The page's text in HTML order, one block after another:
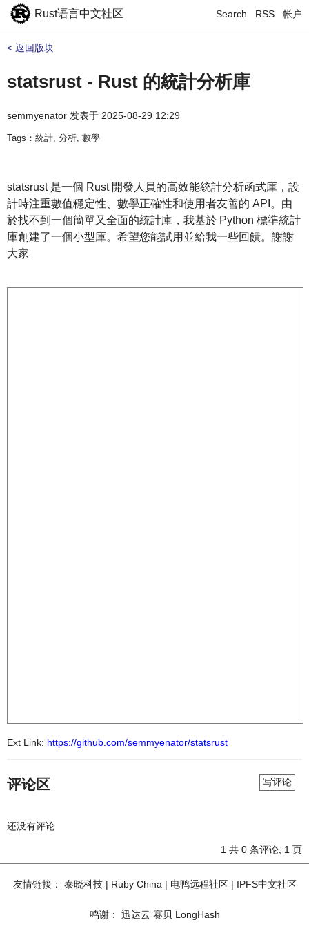
Rust语言中文社区 Search RSS 帐户
< 返回版块
statsrust - Rust 的統計分析庫
semmyenator 发表于 2025-08-29 12:29
Tags：統計, 分析, 數學
statsrust 是一個 Rust 開發人員的高效能統計分析函式庫，設
計時注重數值穩定性、數學正確性和使用者友善的 API。由
於找不到一個簡單又全面的統計庫，我基於 Python 標準統計
庫創建了一個小型庫。希望您能試用並給我一些回饋。謝謝
大家
Ext Link: https://github.com/semmyenator/statsrust
评论区 写评论
还没有评论
1 共 0 条评论, 1 页
友情链接： 泰晓科技| Ruby China | 电鸭远程社区| IPFS中文社区
鸣谢： 迅达云 赛贝 LongHash